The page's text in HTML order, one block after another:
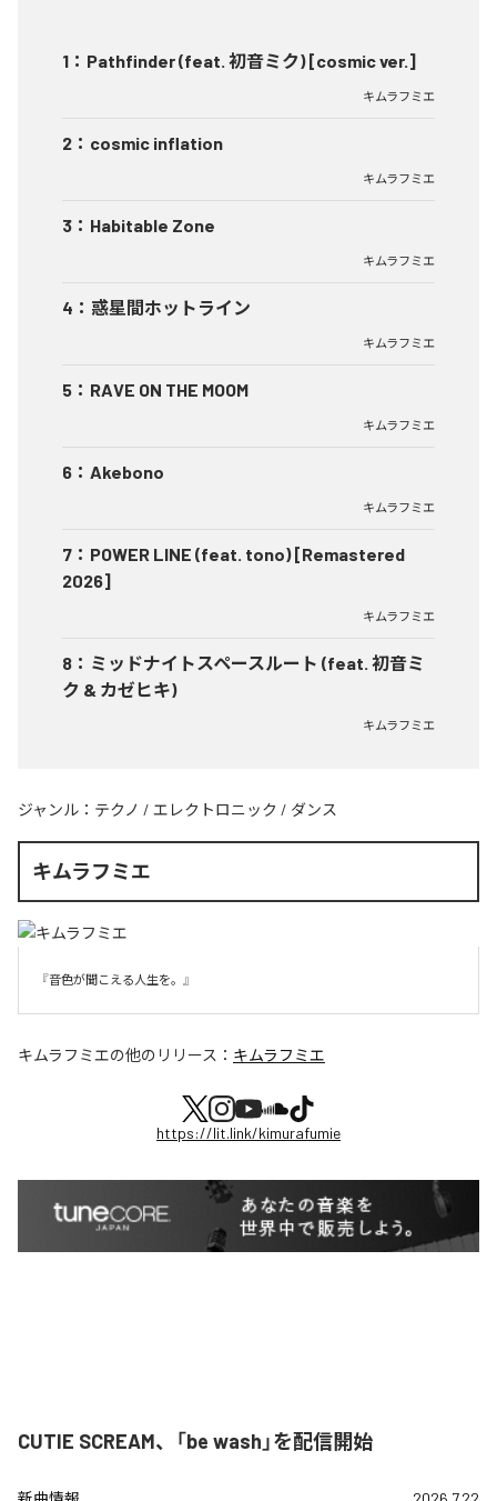
1 ： Pathfinder (feat. 初音ミク) [cosmic ver.]
キムラフミエ
2 ： cosmic inflation
キムラフミエ
3 ： Habitable Zone
キムラフミエ
4 ： 惑星間ホットライン
キムラフミエ
5 ： RAVE ON THE MOOM
キムラフミエ
6 ： Akebono
キムラフミエ
7 ： POWER LINE (feat. tono) [Remastered
2026]
キムラフミエ
8 ： ミッドナイトスペースルート (feat. 初音ミ
ク & カゼヒキ)
キムラフミエ
ジャンル： テクノ / エレクトロニック / ダンス
キムラフミエ
『音色が聞こえる人生を。』
キムラフミエの他のリリース： キムラフミエ
https://lit.link/kimurafumie
CUTIE SCREAM、「be wash」を配信開始